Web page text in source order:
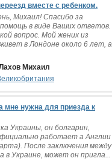
вместе с ребенком.
Михаил! Спасибо за
в виде Ваших ответов.
вопрос. Мой жених из
в Лондоне около 6 лет, а
Михаил
мне нужна для приезда к
Украины, он болгарин,
работает а Англии
После заключения между
в Украине, может он пригла...